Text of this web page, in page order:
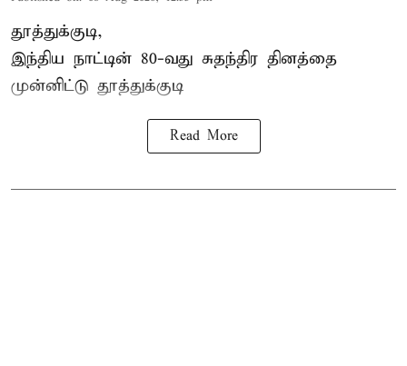
தூத்துக்குடி,
இந்திய நாட்டின் 80-வது சுதந்திர தினத்தை
முன்னிட்டு தூத்துக்குடி
Read More